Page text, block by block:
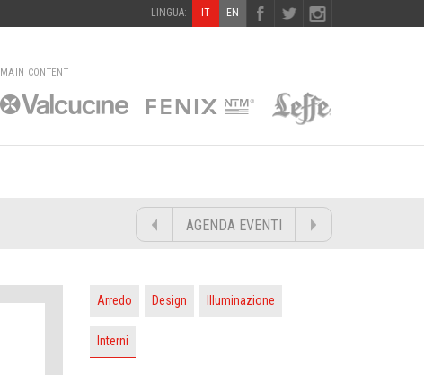
EN
IT
LINGUA:
MAIN CONTENT
AGENDA EVENTI
Arredo Design Illuminazione
Interni